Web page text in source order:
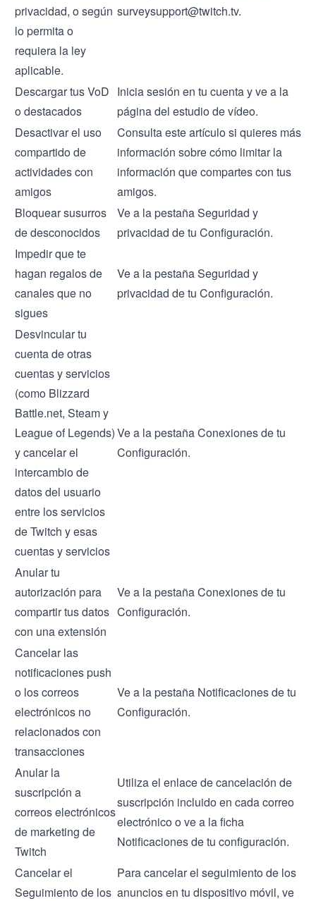
privacidad, o según
lo permita o
requiera la ley
aplicable.
surveysupport@twitch.tv.
Descargar tus VoD
o destacados
Inicia sesión en tu cuenta y ve a la
página del estudio de vídeo.
Desactivar el uso
compartido de
actividades con
amigos
Consultaeste artículosi quieres más
información sobre cómo limitar la
información que compartes con tus
amigos.
Bloquear susurros
de desconocidos
Ve a la pestaña Seguridad y
privacidad de tu Configuración.
Impedir que te
hagan regalos de
canales que no
sigues
Ve a la pestaña Seguridad y
privacidad de tu Configuración.
Desvincular tu
cuenta de otras
cuentas y servicios
(como Blizzard
Battle.net, Steam y
League of Legends)
y cancelar el
intercambio de
datos del usuario
entre los servicios
de Twitch y esas
cuentas y servicios
Ve a la pestaña Conexiones de tu
Configuración.
Anular tu
autorización para
compartir tus datos
con una extensión
Ve a la pestaña Conexiones de tu
Configuración.
Cancelar las
notificaciones push
o los correos
electrónicos no
relacionados con
transacciones
Ve a la pestaña Notificaciones de tu
Configuración.
Anular la
suscripción a
correos electrónicos
de marketing de
Twitch
Utiliza el enlace de cancelación de
suscripción incluido en cada correo
electrónico o ve a la ficha
Notificaciones de tu configuración.
Cancelar el
Seguimiento de los
Para cancelar el seguimiento de los
anuncios en tu dispositivo móvil, ve